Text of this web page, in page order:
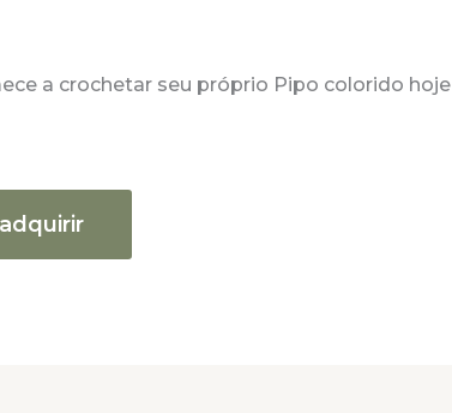
a crochetar seu próprio Pipo colorido hoje